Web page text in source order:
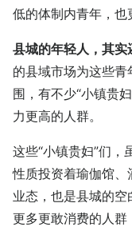
低的体制内青年，也
县城的年轻人，其实
的县域市场为这些
围，有不少“小镇贵
力更高的人群。
这些“小镇贵妇”们，
性质投资着瑜伽馆
业态，也是县城的
更多更敢消费的人